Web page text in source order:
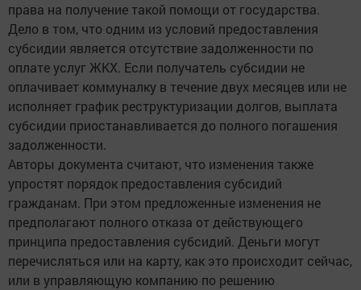
права на получение такой помощи от государства.
Дело в том, что одним из условий предоставления
субсидии является отсутствие задолженности по
оплате услуг ЖКХ. Если получатель субсидии не
оплачивает коммуналку в течение двух месяцев или не
исполняет график реструктуризации долгов, выплата
субсидии приостанавливается до полного погашения
задолженности.
Авторы документа считают, что изменения также
упростят порядок предоставления субсидий
гражданам. При этом предложенные изменения не
предполагают полного отказа от действующего
принципа предоставления субсидий. Деньги могут
перечисляться или на карту, как это происходит сейчас,
или в управляющую компанию по решению